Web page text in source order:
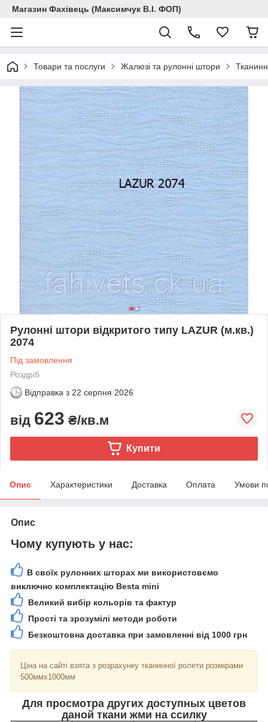
Магазин Фахівець (Максимчук В.І. ФОП)
Товари та послуги Жалюзі та рулонні штори
Рулонні штори відкритого типу LAZUR (м.кв.)
2074
Під замовлення
Роздріб
Відправка з 22 серпня 2026
від 623 ₴/кв.м
Купити
Опис Характеристики Доставка Оплата Умови
Опис
Чому купують у нас:
В своїх рулонних шторах ми використовємо
виключно комплектацію Besta mini
Великий вибір кольорів та фактур
Прості та зрозумілі методи роботи
Безкоштовна доставка при замовленні від 1000 грн
Ціна на сайті взята з розрахунку тканинної ролети розмірами
500ммх1000мм
Для просмотра других доступных цветов
даной ткани жми на ссилку